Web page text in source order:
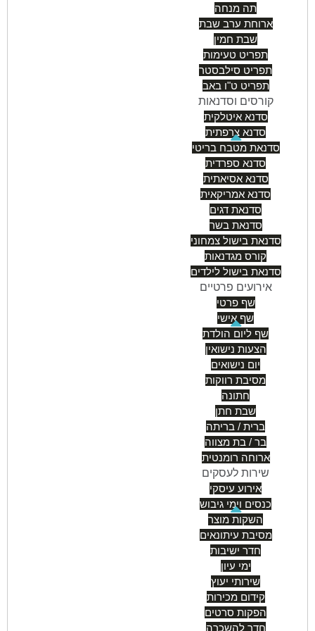
תה מנחה
ארוחת ערב שבת
שבת חמין
תפריט טעימות
תפריט סילבסטר
תפריט ט"ו באב
קורסים וסדנאות
סדנא איטלקית
סדנא צרפתית
סדנאת מטבח בריטי
סדנא ספרדית
סדנא אסיאתית
סדנא אמריקאית
סדנאת דגים
סדנאת בשר
סדנאת בישול צמחוני
קורס מגדנאות
סדנאת בישול לילדים
אירועים פרטיים
שף פרטי
שף אישי
שף ליום הולדת
הצעות נישואין
יום נישואים
מסיבת רווקות
חתונה
שבת חתן
ברית / בריתה
בר / בת מצווה
ארוחה רומנטית
שירות לעסקים
אירוע עיסקי
כנסים וימי גיבוש
השקות מוצר
מסיבת עיתונאים
חדר ישיבות
ימי עיון
שירותי יעוץ
קידום מכירות
הפקות סרטים
חדר להשכרה